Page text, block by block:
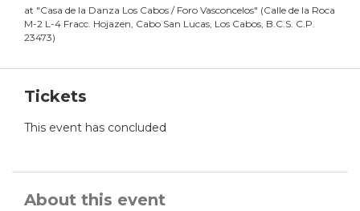
at "Casa de la Danza Los Cabos / Foro Vasconcelos" (Calle de la Roca
M-2 L-4 Fracc. Hojazen, Cabo San Lucas, Los Cabos, B.C.S. C.P.
23473)
Tickets
This event has concluded
About this event